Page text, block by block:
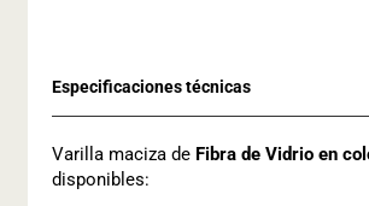
Varilla maciza de Fibra de Vidrio en
disponibles: